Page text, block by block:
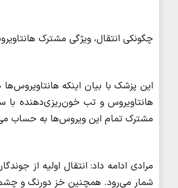
چگونکی انتقال، ویژگی مشترک
این پزشک با بیان اینکه
هانتاویروس و تب خون‌ریزی‌دهنده با
مشترک تمام این ویروس‌ها به حساب
مرادی ادامه داد: انتقال اولیه از
شمار می‌رود. همچنین خز دورنگ و